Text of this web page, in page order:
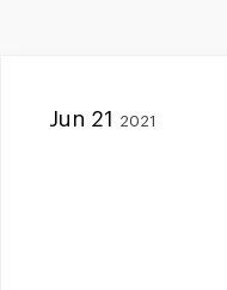
Jun 21 2021